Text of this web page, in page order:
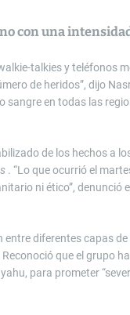
con una
talkies y teléfonos
de heridos”, dijo
sangre en todas las
de los hechos a
. “Lo que ocurrió el
ni ético”, denunció
diferentes capas
que el grupo
para prometer